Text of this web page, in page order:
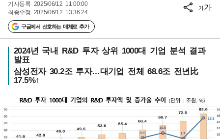
기사등록 2025/06/12 11:00:00
최종수정 2025/06/12 13:36:24
구글에서 선호하는 매체로 추가
가가
2024년 국내 R&D 투자 상위 1000대 기업 분석 결과
발표
삼성전자 30.2조 투자…대기업 전체 68.6조 전년比
17.5%↑